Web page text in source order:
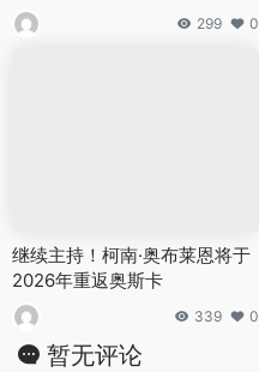
299 0
继续主持！柯南·奥布莱恩将于
2026年重返奥斯卡
339 0
暂无评论